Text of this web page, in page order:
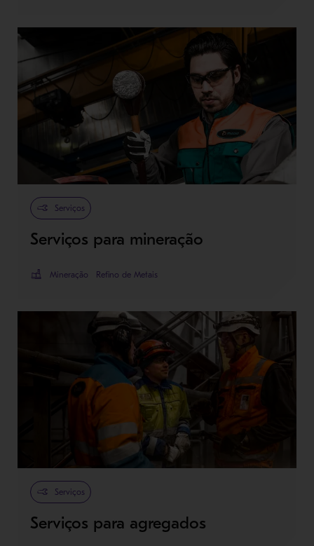
Serviços
Serviços para mineração
Mineração Refino de Metais
Serviços
Serviços para agregados